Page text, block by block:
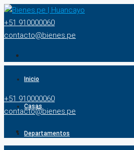
+51 910000060
contacto@bienes.pe
Inicio
Casas
Departamentos
+51 910000060
contacto@bienes.pe